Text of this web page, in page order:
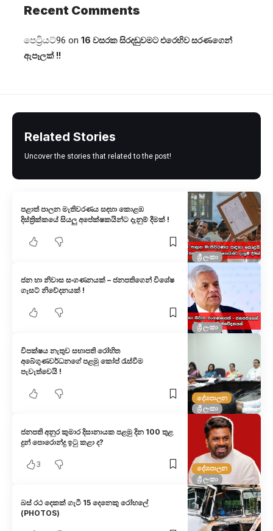
Recent Comments
පෙට්‍රියට්96 on 16 වසරක සිරදඬුවමට එරෙහිව සරණගෙන්
ඇපෑලක් !!
Related Stories
Uncover the stories that related to the post!
ශ්‍රී ලංකා
පළාත් පාලන මැතිවරණය සඳහා කොළඹ
දිස්ත්‍රික්කයේ සියලු අපේක්ෂකයින්ට දැනුම් දීමක් !
ශ්‍රී ලංකා
ජන හා නිවාස සංගණනයක් – ජනපතිගෙන් විශේෂ
ගැසට් නිවේදනයක් !
දේශපාලන
ශ්‍රී ලංකා
විපක්ෂය නැතුව සභාපති රෝහිත
අබේගුණවර්ධනගේ පළමු කෝප් රැස්වීම
පැවැත්වෙයි !
දේශපාලන
ශ්‍රී ලංකා
ජනපති අනුර කුමාර දිසානායක​ පළමු දින 100 තුළ
දුන් පොරොන්දු ඉටු කළා ද?
3
බස් රථ දෙකක් ගැටී 15 දෙනෙකු රෝහලේ
(PHOTOS)